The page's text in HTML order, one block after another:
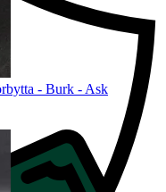
- Burk - Ask